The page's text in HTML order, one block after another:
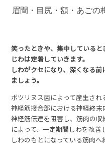
眉間・目尻・額・あごの
笑ったときや、集中している
じわは定着していきます。
しわがクセになり、深くなる
ましょう。
ボツリヌス菌によって産生さ
神経筋接合部における神経終末
神経筋伝達を阻害し、筋肉の
によって、一定期間しわを改善
しわのもとになっている筋肉へ